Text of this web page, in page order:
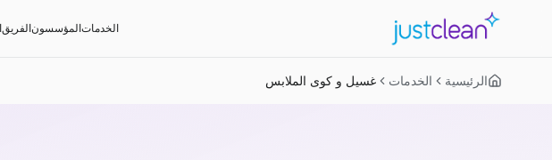
الخدماتالمؤسسونالفريق
الرئيسية الخدمات غسيل و كوى الملابس